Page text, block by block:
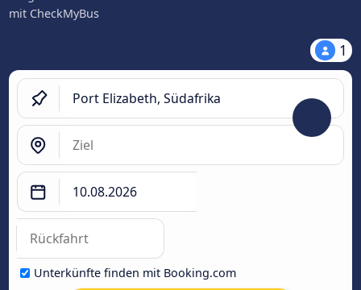
mit CheckMyBus
1
Unterkünfte finden mit Booking.com